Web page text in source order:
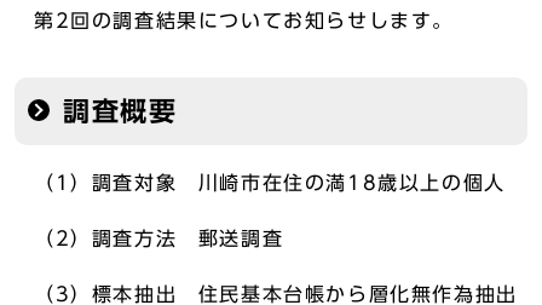
第2回の調査結果についてお知らせします。
調査概要
（1）調査対象 川崎市在住の満18歳以上の個人
（2）調査方法 郵送調査
（3）標本抽出 住民基本台帳から層化無作為抽出